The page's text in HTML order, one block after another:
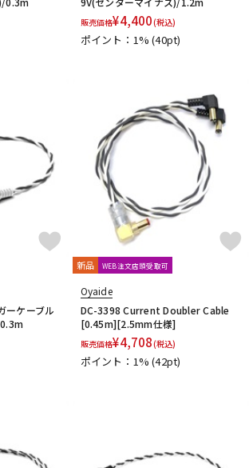
販売価格¥4,400(税込)
ポイント：1%(40pt)
ーケーブル
新品 WEB注文店頭受取可
Oyaide
DC-3398 Current Doubler Cable
[0.45m][2.5mm仕様]
販売価格¥4,708(税込)
ポイント：1%(42pt)